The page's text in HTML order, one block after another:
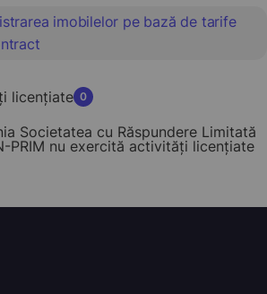
imobilelor pe bază de tarife
licențiate 0
Societatea cu Răspundere Limitată
PRIM nu exercită activități licențiate